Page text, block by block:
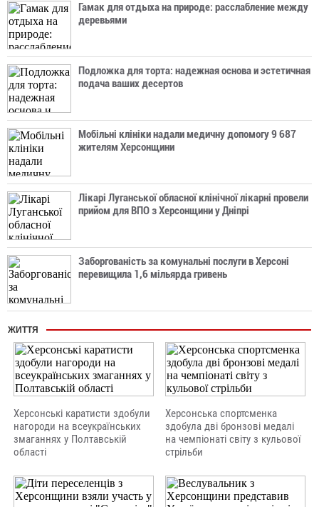
Гамак для отдыха на природе: расслабление между
деревьями
Подложка для торта: надежная основа и эстетичная
подача ваших десертов
Мобільні клініки надали медичну допомогу 9 687
жителям Херсонщини
Лікарі Луганської обласної клінічної лікарні провели
прийом для ВПО з Херсонщини у Дніпрі
Заборгованість за комунальні послуги в Херсоні
перевищила 1,6 мільярда гривень
ЖИТТЯ
Херсонські каратисти здобули
нагороди на всеукраїнських
змаганнях у Полтавській
області
Херсонська спортсменка
здобула дві бронзові медалі
на чемпіонаті світу з кульової
стрільби